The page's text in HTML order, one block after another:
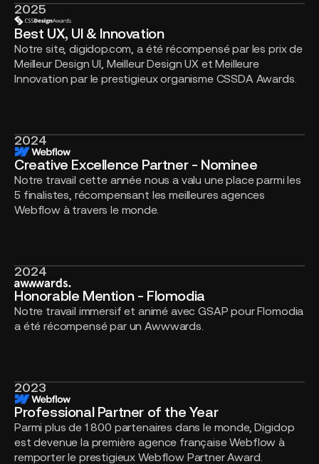
2025
Best UX, UI & Innovation
Notre site, digidop.com, a été récompensé par les prix de
Meilleur Design UI, Meilleur Design UX et Meilleure
Innovation par le prestigieux organisme CSSDA Awards.
Best
UX,
UI
&
Innovation
2024
Creative Excellence Partner - Nominee
Notre travail cette année nous a valu une place parmi les
5 finalistes, récompensant les meilleures agences
Webflow à travers le monde.
Creative
Excellence
Partner
-
Nominee
2024
Honorable Mention - Flomodia
Notre travail immersif et animé avec GSAP pour Flomodia
a été récompensé par un Awwwards.
Honorable
Mention
-
Flomodia
2023
Professional Partner of the Year
Parmi plus de 1 800 partenaires dans le monde, Digidop
est devenue la première agence française Webflow à
remporter le prestigieux Webflow Partner Award.
Professional
Partner
of
the
Year